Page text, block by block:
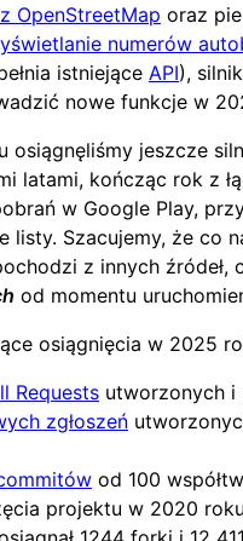
OpenStreetMap oraz
numerów
istniejące API),
nowe funkcje w
osiągnęliśmy jeszcze
latami, kończąc rok z
w Google Play,
listy. Szacujemy, że co
z innych źródeł,
od momentu
osiągnięcia w 2025
Requests utworzonych i
zgłoszeń
od 100
projektu w 2020